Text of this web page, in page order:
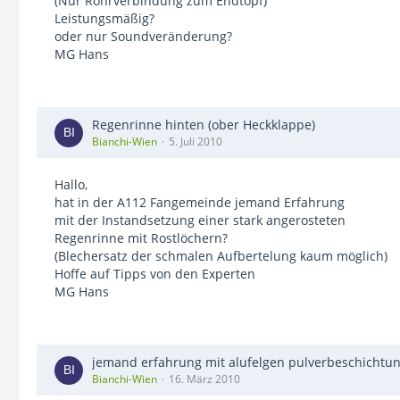
Leistungsmäßig?
oder nur Soundveränderung?
MG Hans
Regenrinne hinten (ober Heckklappe)
Bianchi-Wien 5. Juli 2010
Hallo,
hat in der A112 Fangemeinde jemand Erfahrung
mit der Instandsetzung einer stark angerosteten
Regenrinne mit Rostlöchern?
(Blechersatz der schmalen Aufbertelung kaum möglich)
Hoffe auf Tipps von den Experten
MG Hans
jemand erfahrung mit alufelgen
Bianchi-Wien 16. März 2010